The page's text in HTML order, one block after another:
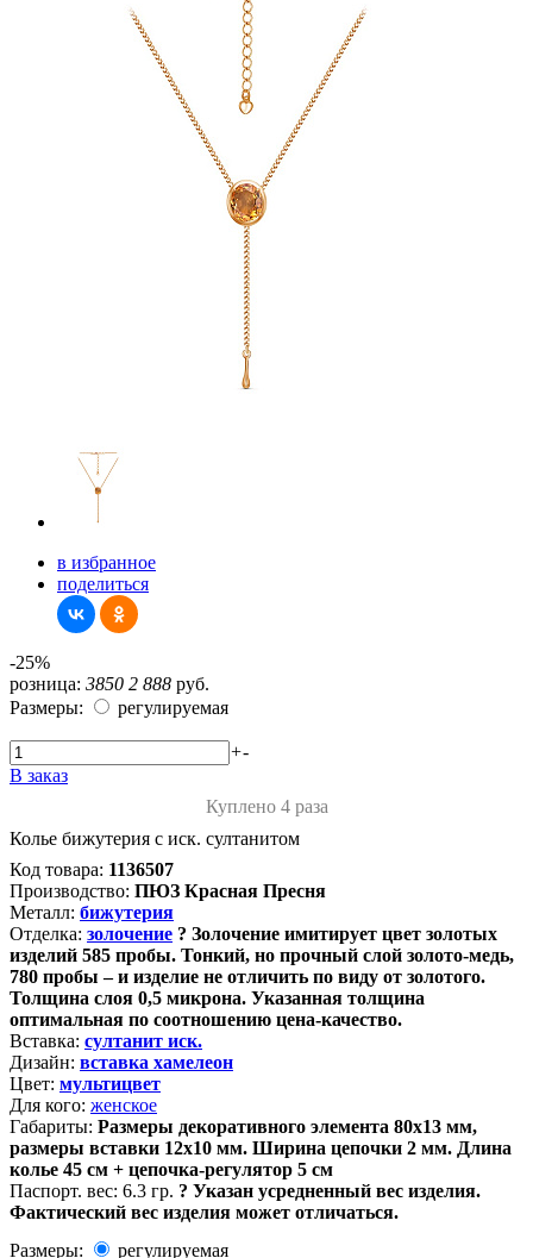
в избранное
поделиться
-25%
розница: 3850 2 888 руб.
Размеры:
регулируемая
+-
В заказ
Куплено 4 раза
Колье бижутерия с иск. султанитом
Код товара: 1136507
Производство: ПЮЗ Красная Пресня
Металл: бижутерия
Отделка: золочение ? Золочение имитирует цвет золотых
изделий 585 пробы. Тонкий, но прочный слой золото-медь,
780 пробы – и изделие не отличить по виду от золотого.
Толщина слоя 0,5 микрона. Указанная толщина
оптимальная по соотношению цена-качество.
Вставка: султанит иск.
Дизайн: вставка хамелеон
Цвет: мультицвет
Для кого: женское
Габариты: Размеры декоративного элемента 80х13 мм,
размеры вставки 12х10 мм. Ширина цепочки 2 мм. Длина
колье 45 см + цепочка-регулятор 5 см
Паспорт. вес: 6.3 гр. ? Указан усредненный вес изделия.
Фактический вес изделия может отличаться.
Размеры:
регулируемая